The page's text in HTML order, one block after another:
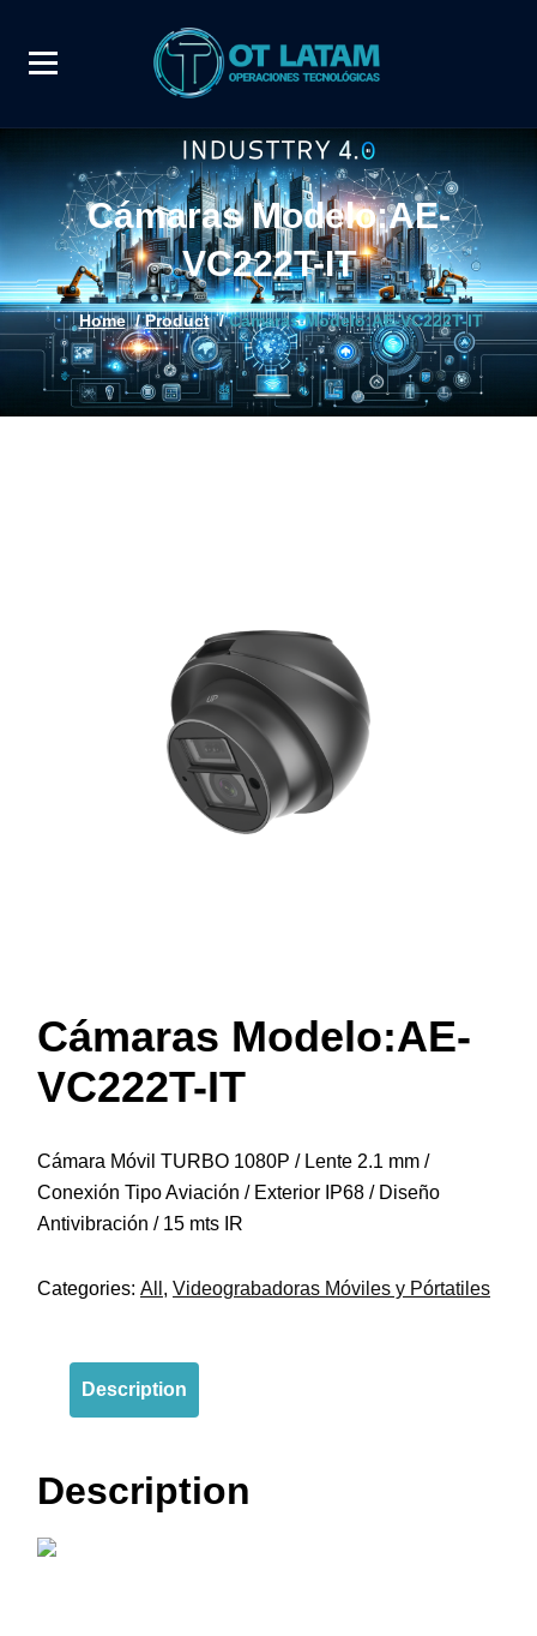
Cámaras Modelo:AE-
VC222T-IT
Home/Product/Cámaras Modelo:AE-VC222T-IT
Cámaras Modelo:AE-
VC222T-IT
Cámara Móvil TURBO 1080P / Lente 2.1 mm /
Conexión Tipo Aviación / Exterior IP68 / Diseño
Antivibración / 15 mts IR
Categories: All , Videograbadoras Móviles y Pórtatiles
Description
Description